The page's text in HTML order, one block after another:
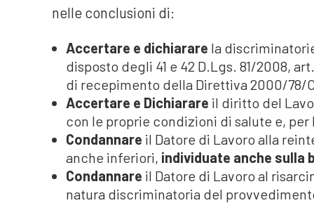
nelle conclusioni di:
Accertare e dichiarare la
disposto degli 41 e 42 D.Lgs. 81/2008,
di recepimento della Direttiva 2000/78/
Accertare e Dichiarare il diritto del
con le proprie condizioni di salute e, per
Condannare il Datore di Lavoro alla
anche inferiori, individuate anche sulla
Condannare il Datore di Lavoro al
natura discriminatoria del